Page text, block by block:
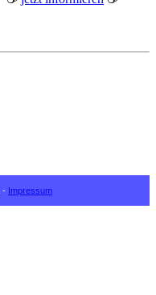
- Impressum